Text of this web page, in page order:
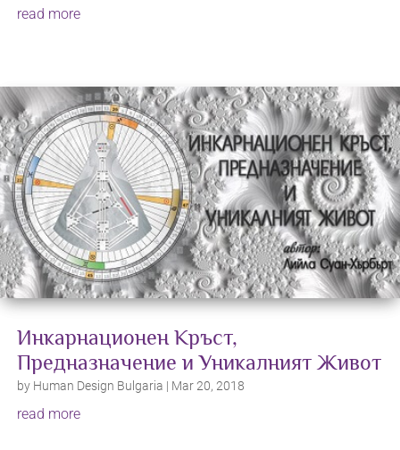
read more
Инкарнационен Кръст,
Предназначение и Уникалният Живот
by Human Design Bulgaria | Mar 20, 2018
read more